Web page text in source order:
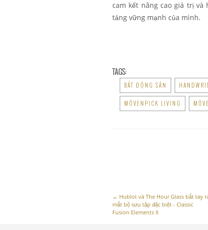
cam kết nâng cao giá trị
tảng vững mạnh của mình.
TAGS:
BẤT ĐỘNG SẢN
MÖVENPICK LIVING
← Hublot và The Hour Glass bắt tay
mắt bộ sưu tập đặc biệt - Classic
Fusion Elements II